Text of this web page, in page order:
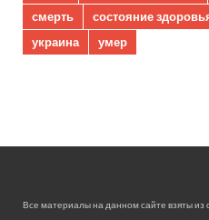
смерть
состояние
украина
умер
Все материалы на данном сайте взяты из